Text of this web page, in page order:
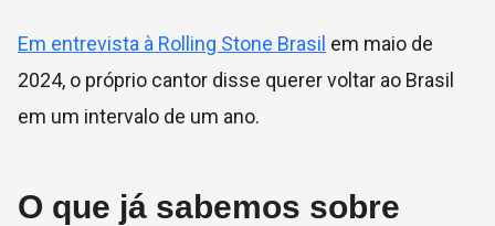
Em entrevista à Rolling Stone Brasil em maio de
2024, o próprio cantor disse querer voltar ao Brasil
em um intervalo de um ano.
O que já sabemos sobre